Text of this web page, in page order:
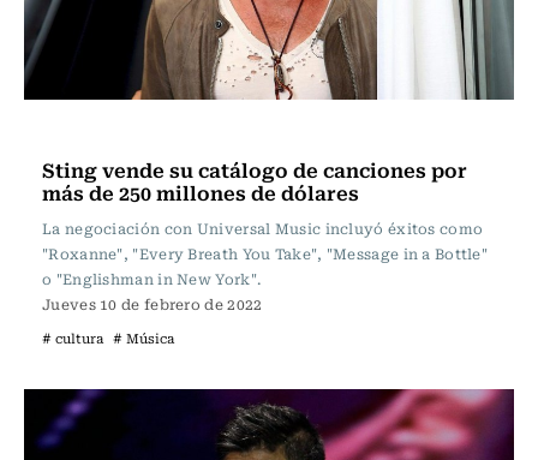
Sting vende su catálogo de canciones por
más de 250 millones de dólares
La negociación con Universal Music incluyó éxitos como
"Roxanne", "Every Breath You Take", "Message in a Bottle"
o "Englishman in New York".
Jueves 10 de febrero de 2022
# cultura # Música